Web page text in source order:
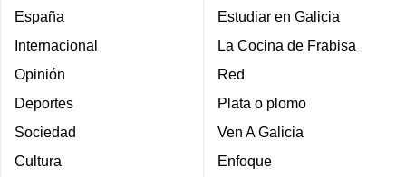
España
Internacional
Opinión
Deportes
Sociedad
Cultura
Estudiar en Galicia
La Cocina de Frabisa
Red
Plata o plomo
Ven A Galicia
Enfoque